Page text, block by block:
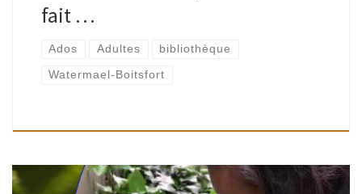
fait …
Ados Adultes bibliothèque
Watermael-Boitsfort